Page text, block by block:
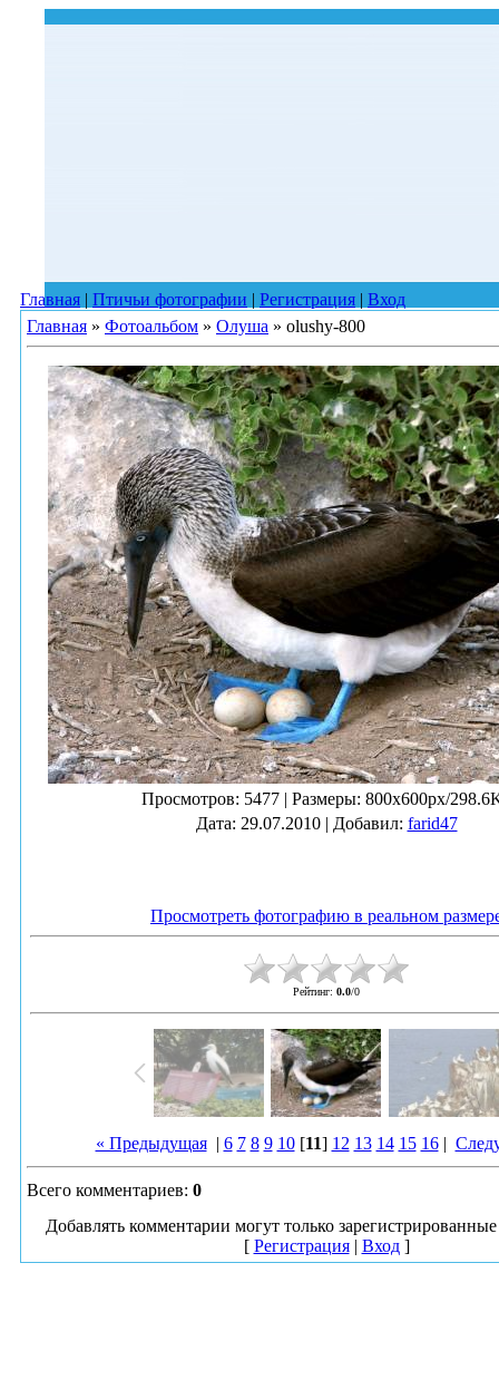
Главная | Птичьи фотографии | Регистрация | Вход
Главная » Фотоальбом » Олуша » olushy-800
Просмотров: 5477 | Размеры: 800x600px/
Дата: 29.07.2010 | Добавил: farid47
Просмотреть фотографию в реальном
Рейтинг: 0.0/0
« Предыдущая| 6 7 8 9 10[11] 12 13 14 15 16|
Всего комментариев: 0
Добавлять комментарии могут только
[ Регистрация| Вход]